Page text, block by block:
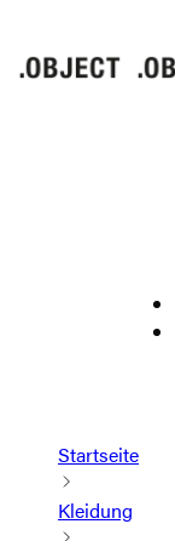
Startseite
Kleidung